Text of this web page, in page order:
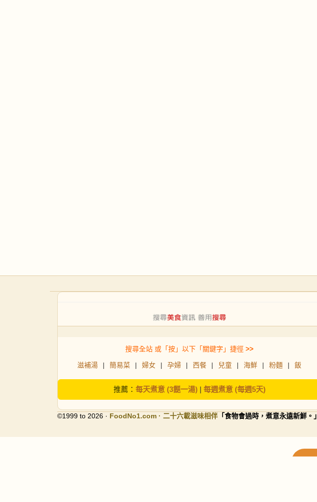
搜尋全站 或「按」以下「關鍵字」捷徑 >>
滋補湯 | 簡易菜 | 婦女 | 孕婦 | 西餐 | 兒童 | 海鮮 | 粉麵 | 飯
推薦： 每天煮意 (3餸一湯)| 每週煮意 (每週5天)
©1999 to 2026 · FoodNo1.com · 二十六載滋味相伴 「食物會過時，煮意永遠新鮮。」